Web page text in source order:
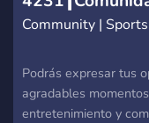
Community | Sports
Podrás expresar tus
agradables
entretenimiento y